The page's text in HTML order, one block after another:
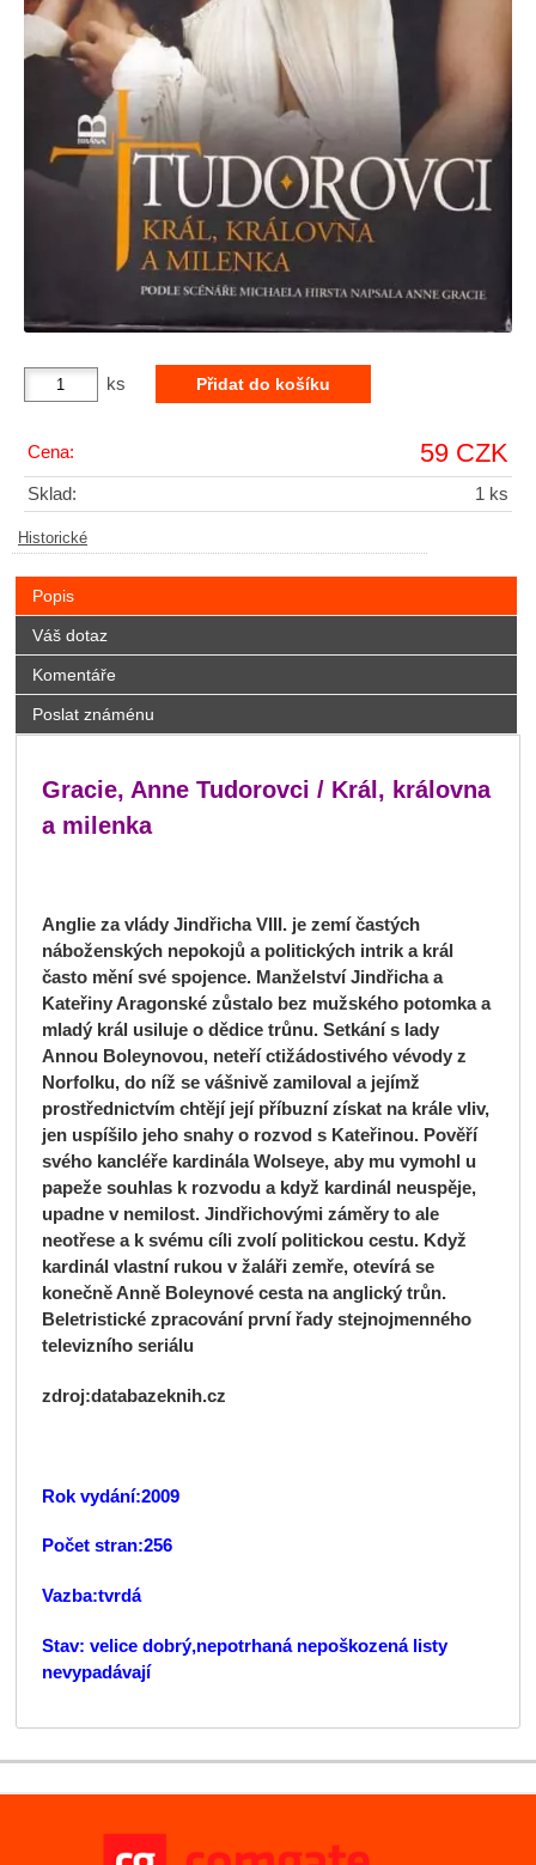
ks
Cena: 59 CZK
Sklad: 1 ks
Historické
Popis
Váš dotaz
Komentáře
Poslat známénu
Gracie, Anne Tudorovci / Král, královna
a milenka
Anglie za vlády Jindřicha VIII. je zemí častých
náboženských nepokojů a politických intrik a král
často mění své spojence. Manželství Jindřicha a
Kateřiny Aragonské zůstalo bez mužského potomka a
mladý král usiluje o dědice trůnu. Setkání s lady
Annou Boleynovou, neteří ctižádostivého vévody z
Norfolku, do níž se vášnivě zamiloval a jejímž
prostřednictvím chtějí její příbuzní získat na krále vliv,
jen uspíšilo jeho snahy o rozvod s Kateřinou. Pověří
svého kancléře kardinála Wolseye, aby mu vymohl u
papeže souhlas k rozvodu a když kardinál neuspěje,
upadne v nemilost. Jindřichovými záměry to ale
neotřese a k svému cíli zvolí politickou cestu. Když
kardinál vlastní rukou v žaláři zemře, otevírá se
konečně Anně Boleynové cesta na anglický trůn.
Beletristické zpracování první řady stejnojmenného
televizního seriálu
zdroj:databazeknih.cz
Rok vydání:2009
Počet stran:256
Vazba:tvrdá
Stav: velice dobrý,nepotrhaná nepoškozená listy
nevypadávají